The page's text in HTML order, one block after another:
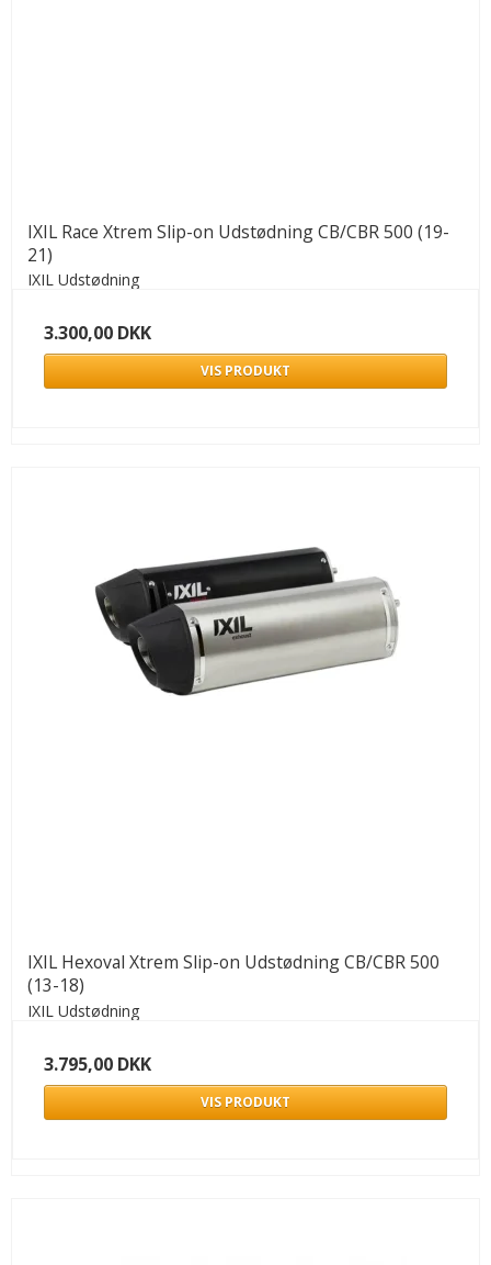
IXIL Race Xtrem Slip-on Udstødning CB/CBR 500 (19-
21)
IXIL Udstødning
3.300,00 DKK
VIS PRODUKT
IXIL Hexoval Xtrem Slip-on Udstødning CB/CBR 500
(13-18)
IXIL Udstødning
3.795,00 DKK
VIS PRODUKT